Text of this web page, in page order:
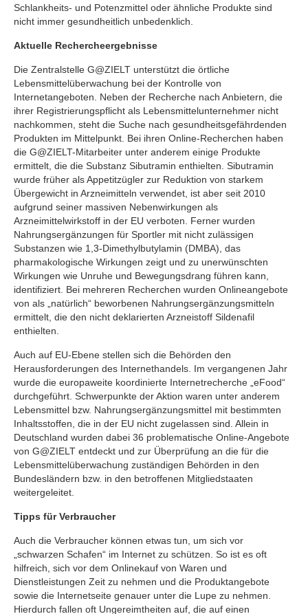
Schlankheits- und Potenzmittel oder ähnliche Produkte sind
nicht immer gesundheitlich unbedenklich.
Aktuelle Rechercheergebnisse
Die Zentralstelle G@ZIELT unterstützt die örtliche
Lebensmittelüberwachung bei der Kontrolle von
Internetangeboten. Neben der Recherche nach Anbietern, die
ihrer Registrierungspflicht als Lebensmittelunternehmer nicht
nachkommen, steht die Suche nach gesundheitsgefährdenden
Produkten im Mittelpunkt. Bei ihren Online-Recherchen haben
die G@ZIELT-Mitarbeiter unter anderem einige Produkte
ermittelt, die die Substanz Sibutramin enthielten. Sibutramin
wurde früher als Appetitzügler zur Reduktion von starkem
Übergewicht in Arzneimitteln verwendet, ist aber seit 2010
aufgrund seiner massiven Nebenwirkungen als
Arzneimittelwirkstoff in der EU verboten. Ferner wurden
Nahrungsergänzungen für Sportler mit nicht zulässigen
Substanzen wie 1,3-Dimethylbutylamin (DMBA), das
pharmakologische Wirkungen zeigt und zu unerwünschten
Wirkungen wie Unruhe und Bewegungsdrang führen kann,
identifiziert. Bei mehreren Recherchen wurden Onlineangebote
von als „natürlich“ beworbenen Nahrungsergänzungsmitteln
ermittelt, die den nicht deklarierten Arzneistoff Sildenafil
enthielten.
Auch auf EU-Ebene stellen sich die Behörden den
Herausforderungen des Internethandels. Im vergangenen Jahr
wurde die europaweite koordinierte Internetrecherche „eFood“
durchgeführt. Schwerpunkte der Aktion waren unter anderem
Lebensmittel bzw. Nahrungsergänzungsmittel mit bestimmten
Inhaltsstoffen, die in der EU nicht zugelassen sind. Allein in
Deutschland wurden dabei 36 problematische Online-Angebote
von G@ZIELT entdeckt und zur Überprüfung an die für die
Lebensmittelüberwachung zuständigen Behörden in den
Bundesländern bzw. in den betroffenen Mitgliedstaaten
weitergeleitet.
Tipps für Verbraucher
Auch die Verbraucher können etwas tun, um sich vor
„schwarzen Schafen“ im Internet zu schützen. So ist es oft
hilfreich, sich vor dem Onlinekauf von Waren und
Dienstleistungen Zeit zu nehmen und die Produktangebote
sowie die Internetseite genauer unter die Lupe zu nehmen.
Hierdurch fallen oft Ungereimtheiten auf, die auf einen